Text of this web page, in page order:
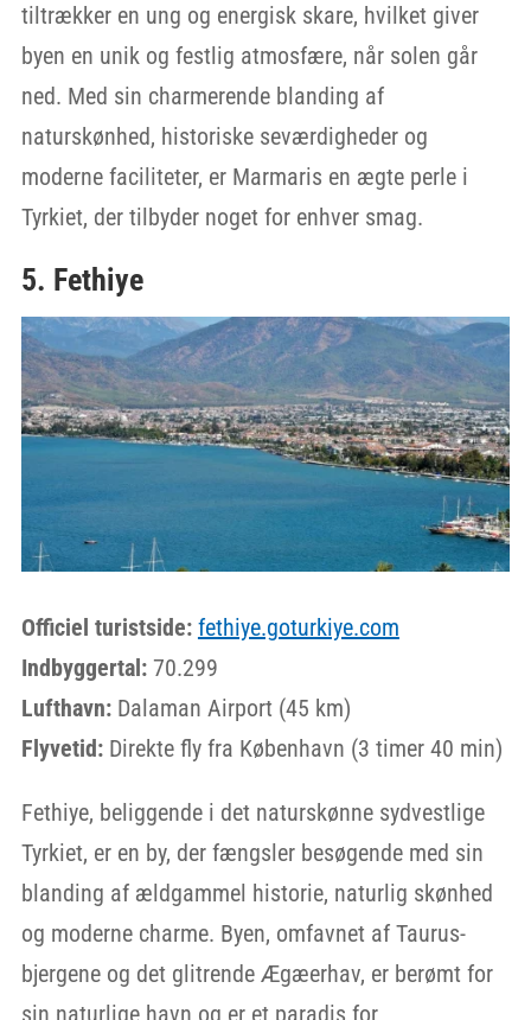
tiltrækker en ung og energisk skare, hvilket giver
byen en unik og festlig atmosfære, når solen går
ned. Med sin charmerende blanding af
naturskønhed, historiske seværdigheder og
moderne faciliteter, er Marmaris en ægte perle i
Tyrkiet, der tilbyder noget for enhver smag.
5. Fethiye
Officiel turistside: fethiye.goturkiye.com
Indbyggertal:70.299
Lufthavn:Dalaman Airport (45 km)
Flyvetid:Direkte fly fra København (3 timer 40 min)
Fethiye, beliggende i det naturskønne sydvestlige
Tyrkiet, er en by, der fængsler besøgende med sin
blanding af ældgammel historie, naturlig skønhed
og moderne charme. Byen, omfavnet af Taurus-
bjergene og det glitrende Ægæerhav, er berømt for
sin naturlige havn og er et paradis for